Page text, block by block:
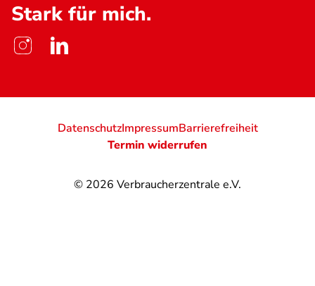
Stark für mich.
© 2026 Verbraucherzentrale e.V.
DatenschutzImpressumBarrierefreiheit
Termin widerrufen